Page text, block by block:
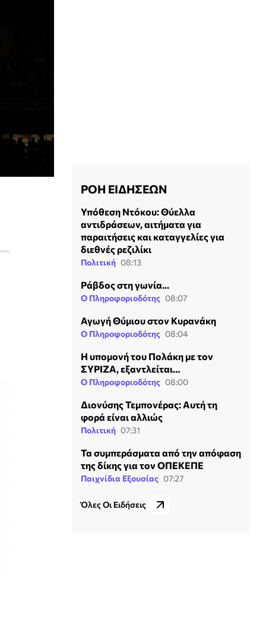
ΡΟΗ ΕΙΔΗΣΕΩΝ
Υπόθεση Ντόκου: Θύελλα
αντιδράσεων, αιτήματα για
παραιτήσεις και καταγγελίες για
διεθνές ρεζιλίκι
Πολιτική 08:13
Ράβδος στη γωνία...
Ο Πληροφοριοδότης 08:07
Αγωγή Θύμιου στον Κυρανάκη
Ο Πληροφοριοδότης 08:04
Η υπομονή του Πολάκη με τον
ΣΥΡΙΖΑ, εξαντλείται…
Ο Πληροφοριοδότης 08:00
Διονύσης Τεμπονέρας: Αυτή τη
φορά είναι αλλιώς
Πολιτική 07:31
Τα συμπεράσματα από την απόφαση
της δίκης για τον ΟΠΕΚΕΠΕ
Παιχνίδια Εξουσίας 07:27
Όλες Οι Ειδήσεις